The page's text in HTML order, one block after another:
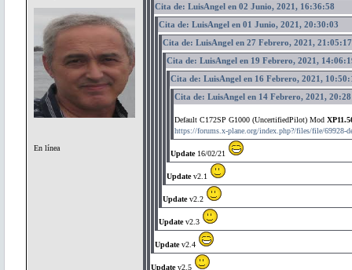
En línea
Cita de: LuisAngel en 02 Junio, 2021, 16:36:58
Cita de: LuisAngel en 01 Junio, 2021, 20:30:03
Cita de: LuisAngel en 27 Febrero, 2021, 21:05:17
Cita de: LuisAngel en 19 Febrero, 2021,
Cita de: LuisAngel en 16 Febrero, 2021,
Cita de: LuisAngel en 14 Febrero, 2021,
Default C172SP G1000 (UncertifiedPilot) Mod
https://forums.x-plane.org/index.php?/files/file/69928-
Update16/02/21
Updatev2.1
Updatev2.2
Updatev2.3
Updatev2.4
Updatev2.5